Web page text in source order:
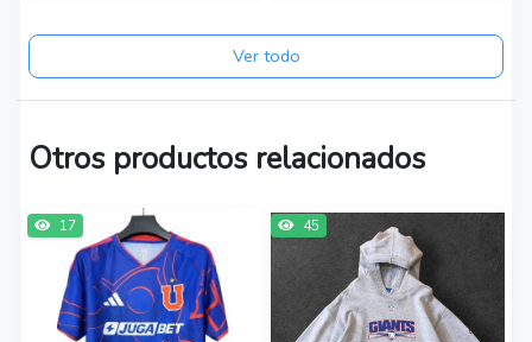
Ver todo
Otros productos relacionados
17 45